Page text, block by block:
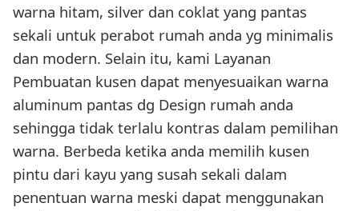
warna hitam, silver dan coklat yang pantas
sekali untuk perabot rumah anda yg minimalis
dan modern. Selain itu, kami Layanan
Pembuatan kusen dapat menyesuaikan warna
aluminum pantas dg Design rumah anda
sehingga tidak terlalu kontras dalam pemilihan
warna. Berbeda ketika anda memilih kusen
pintu dari kayu yang susah sekali dalam
penentuan warna meski dapat menggunakan